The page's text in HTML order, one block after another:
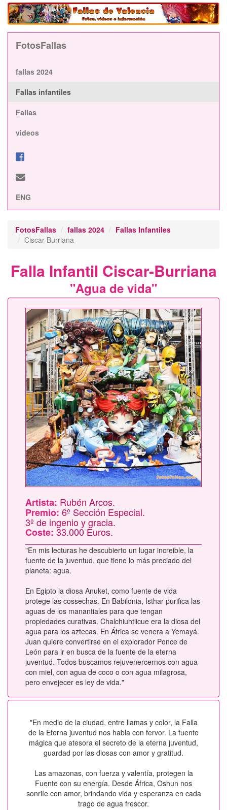
FotosFallas
fallas 2024
Fallas infantiles
Fallas
videos
ENG
FotosFallas fallas 2024
Fallas Infantiles
Ciscar-Burriana
Falla Infantil Ciscar-Burriana
"Agua de vida"
Artista: Rubén Arcos.
Premio: 6º Sección Especial.
3º de ingenio y gracia.
Coste: 33.000 Euros.
"En mis lecturas he descubierto un lugar increible, la
fuente de la juventud, que tiene lo más preciado del
planeta: agua.
En Egipto la diosa Anuket, como fuente de vida
protege las cossechas. En Babilonia, Isthar purifica las
aguas de los manantiales para que tengan
propiedades curativas. Chalchiuhtlicue era la diosa del
agua para los aztecas. En África se venera a Yemayá.
Juan quiere convertirse en el explorador Ponce de
León para ir en busca de la fuente de la eterna
juventud. Todos buscamos rejuvenercernos con agua
con miel, con agua de coco o con agua milagrosa,
pero envejecer es ley de vida."
"En medio de la ciudad, entre llamas y color, la Falla
de la Eterna juventud nos habla con fervor. La fuente
mágica que atesora el secreto de la eterna juventud,
guardad por las diosas con amor y gratitud.
Las amazonas, con fuerza y valentía, protegen la
Fuente con su energía. Desde África, Oshun nos
sonriíe con amor, brindando vida y esperanza en cada
trago de agua frescor.